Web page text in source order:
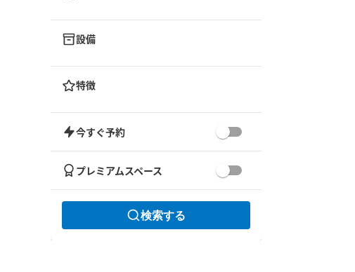
設備
特徴
今すぐ予約
プレミアムスペース
検索する